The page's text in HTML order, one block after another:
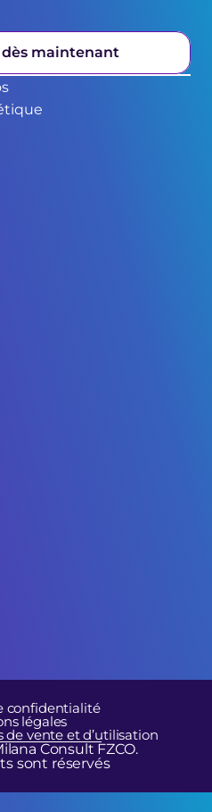
maintenant
Consult FZCO.
sont réservés
confidentialité
légales
de vente et d’utilisation